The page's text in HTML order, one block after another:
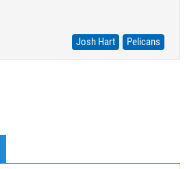
Josh Hart Pelicans